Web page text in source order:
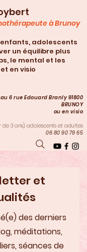
6 rue Edouard Branly 91800
BRUNOY
ou en visio
de 3 ans), adolescents et adultes
06 80 90 79 65
à Brunoy
adolescents
un équilibre plus
le mental et les
en visio
et
des derniers
méditations,
séances de